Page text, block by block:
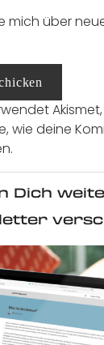
mich über
wie deine
Dich